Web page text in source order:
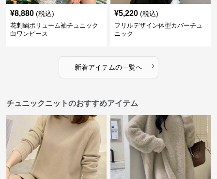
¥8,880 (税込)
花刺繍ボリューム袖チュニック
白ワンピース
¥5,220 (税込)
フリルデザイン体型カバーチュ
ニック
新着アイテムの一覧へ ›
チュニックニットのおすすめアイテム